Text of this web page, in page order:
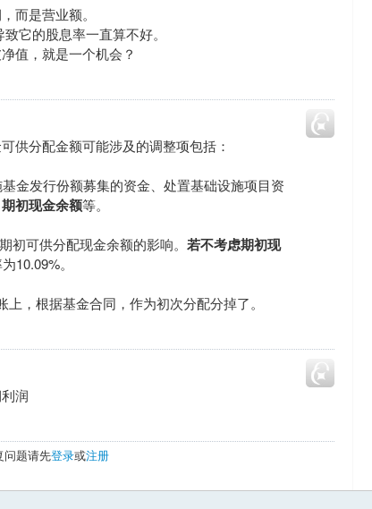
而是营业额。
它的股息率一直算不好。
值，就是一个机会？
供分配金额可能涉及的调整项包括：
金发行份额募集的资金、处置基础设施项目资
期初现金余额等。
初可供分配现金余额的影响。 若不考虑期初现
10.09%。
，根据基金合同，作为初次分配分掉了。
润
问题请先登录或注册